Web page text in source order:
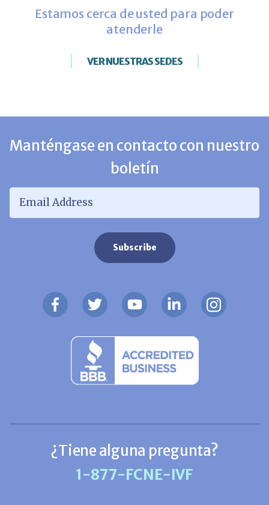
Estamos cerca de usted para poder
atenderle
VER NUESTRAS SEDES
Manténgase en contacto con nuestro
boletín
Email Address
¿Tiene alguna pregunta?
1-877-FCNE-IVF